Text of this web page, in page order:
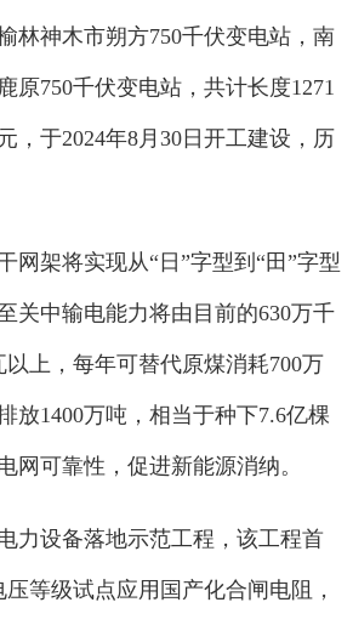
林神木市朔方750千伏变电站，南
原750千伏变电站，共计长度1271
，于2024年8月30日开工建设，历
架将实现从“日”字型到“田”字型
关中输电能力将由目前的630万千
上，每年可替代原煤消耗700万
放1400万吨，相当于种下7.6亿棵
网可靠性，促进新能源消纳。
设备落地示范工程，该工程首
等级试点应用国产化合闸电阻，